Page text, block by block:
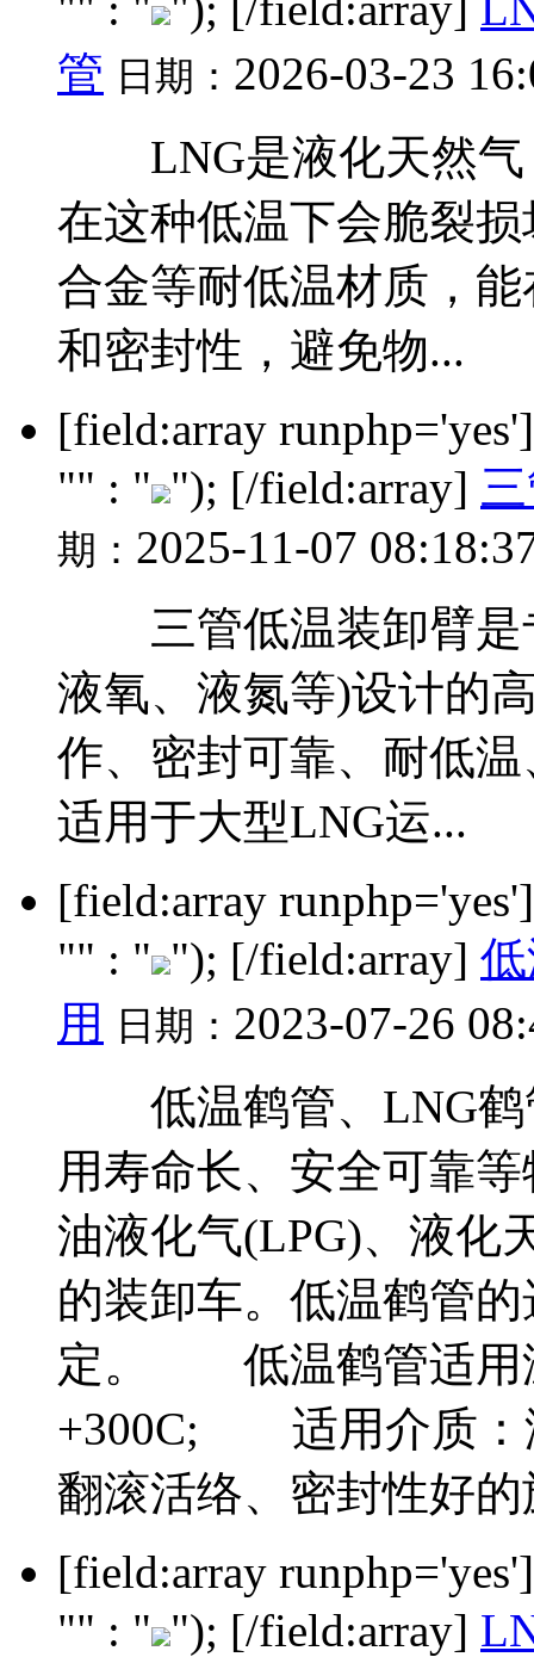
管 日期： 2026-03-23
LNG是液化天然气
在这种低温下会脆裂
合金等耐低温材质，
和密封性，避免物...
[field:array
"" : " "); [/field:array]
期： 2025-11-07
三管低温装卸臂是
液氧、液氮等)设计的
作、密封可靠、耐低
适用于大型LNG运...
[field:array
"" : " "); [/field:array]
用
日期： 2023-07-26
低温鹤管、LNG鹤
用寿命长、安全可靠
油液化气(LPG)、液化
的装卸车。低温鹤管
定。 低温鹤管适用
+300C; 适用介质
翻滚活络、密封性好
[field:array
"" : " "); [/field:array]